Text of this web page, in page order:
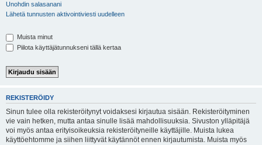
Unohdin salasanani
Lähetä tunnusten aktivointiviesti uudelleen
Muista minut
Piilota käyttäjätunnukseni tällä kertaa
REKISTERÖIDY
Sinun tulee olla rekisteröitynyt voidaksesi kirjautua sisään. Rekisteröityminen
vie vain hetken, mutta antaa sinulle lisää mahdollisuuksia. Sivuston ylläpitäjä
voi myös antaa erityisoikeuksia rekisteröityneille käyttäjille. Muista lukea
käyttöehtomme ja siihen liittyvät käytännöt ennen kirjautumista. Muista myös